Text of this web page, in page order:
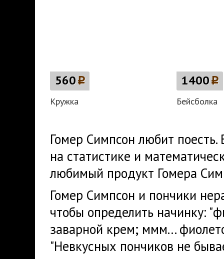
560p
Кружка
1400p
Бейсболка
Гомер Симпсон любит
на статистике и
любимый продукт Гомера
Гомер Симпсон и пончики
чтобы определить начинку:
заварной крем; ммм...
"Невкусных пончиков не